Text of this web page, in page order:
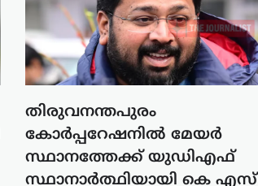
തിരുവനന്തപുരം
കോർപ്പറേഷനില്‍ മേയർ
സ്ഥാനത്തേക്ക് യുഡിഎഫ്
സ്ഥാനാര്‍ത്ഥിയായി കെ എസ്